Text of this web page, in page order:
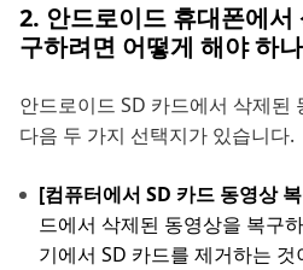
2. 안드로이드 휴대폰에
구하려면 어떻게 해야 하
안드로이드 SD 카드에서 삭제된
다음 두 가지 선택지가 있습니다.
[컴퓨터에서 SD 카드 동영상
드에서 삭제된 동영상을 복구
기에서 SD 카드를 제거하는